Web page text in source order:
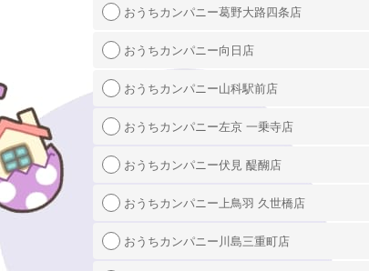
おうちカンパニー葛野大路四条店
おうちカンパニー向日店
おうちカンパニー山科駅前店
おうちカンパニー左京 一乗寺店
おうちカンパニー伏見 醍醐店
おうちカンパニー上鳥羽 久世橋店
おうちカンパニー川島三重町店